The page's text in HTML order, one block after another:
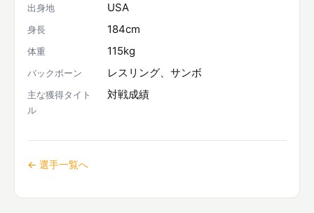
出身地 USA
身長 184cm
体重 115kg
バックボーン レスリング、サンボ
主な獲得タイト
ル
対戦成績
← 選手一覧へ